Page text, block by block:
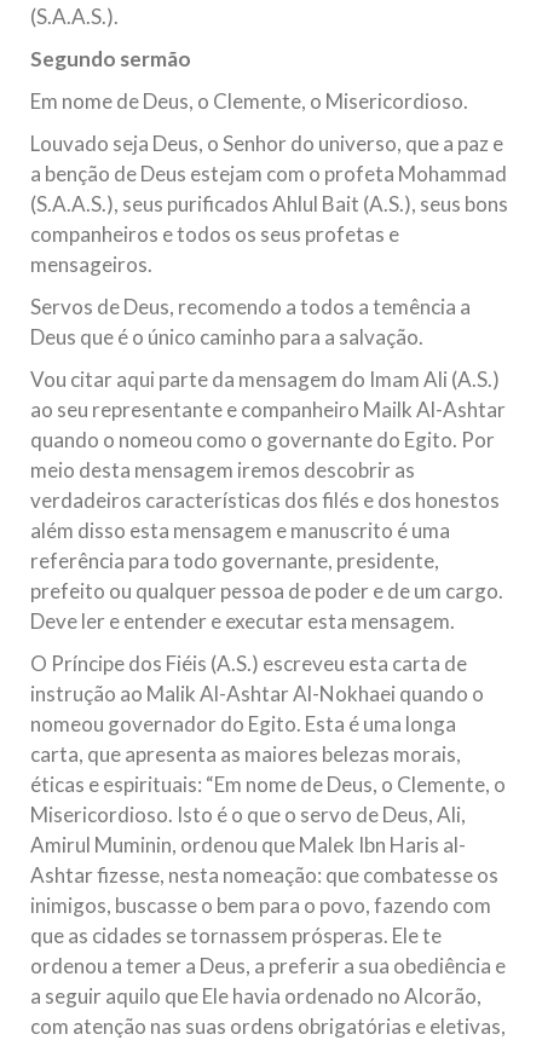
(S.A.A.S.).
Segundo sermão
Em nome de Deus, o Clemente, o Misericordioso.
Louvado seja Deus, o Senhor do universo, que a paz e
a benção de Deus estejam com o profeta Mohammad
(S.A.A.S.), seus purificados Ahlul Bait (A.S.), seus bons
companheiros e todos os seus profetas e
mensageiros.
Servos de Deus, recomendo a todos a temência a
Deus que é o único caminho para a salvação.
Vou citar aqui parte da mensagem do Imam Ali (A.S.)
ao seu representante e companheiro Mailk Al-Ashtar
quando o nomeou como o governante do Egito. Por
meio desta mensagem iremos descobrir as
verdadeiros características dos filés e dos honestos
além disso esta mensagem e manuscrito é uma
referência para todo governante, presidente,
prefeito ou qualquer pessoa de poder e de um cargo.
Deve ler e entender e executar esta mensagem.
O Príncipe dos Fiéis (A.S.) escreveu esta carta de
instrução ao Malik Al-Ashtar Al-Nokhaei quando o
nomeou governador do Egito. Esta é uma longa
carta, que apresenta as maiores belezas morais,
éticas e espirituais: “Em nome de Deus, o Clemente, o
Misericordioso. Isto é o que o servo de Deus, Ali,
Amirul Muminin, ordenou que Malek Ibn Haris al-
Ashtar fizesse, nesta nomeação: que combatesse os
inimigos, buscasse o bem para o povo, fazendo com
que as cidades se tornassem prósperas. Ele te
ordenou a temer a Deus, a preferir a sua obediência e
a seguir aquilo que Ele havia ordenado no Alcorão,
com atenção nas suas ordens obrigatórias e eletivas,